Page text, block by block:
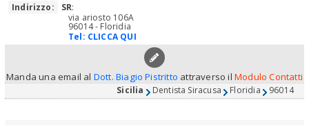
Indirizzo:
SR:
via ariosto 106A
96014 - Floridia
Tel: CLICCA QUI
Manda una email al Dott. Biagio Pistritto attraverso ilModulo Contatti
Sicilia Dentista Siracusa Floridia 96014